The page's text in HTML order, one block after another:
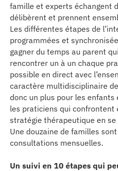
l’éditeur
un CHU
famille et experts échangent
délibèrent et prennent
Les différentes étapes de
programmées et
gagner du temps au parent
rencontrer un à un chaque
possible en direct avec
caractère multidisciplinaire
donc un plus pour les
les praticiens qui confrontent
stratégie thérapeutique en
Une douzaine de familles
consultations mensuelles.
Un suivi en 10 étapes qui